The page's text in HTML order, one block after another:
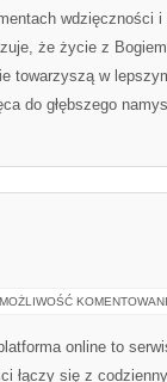
wdzięczności
że życie z
towarzyszą w
do głębszego
MOŻLIWOŚĆ
online to
łączy się z